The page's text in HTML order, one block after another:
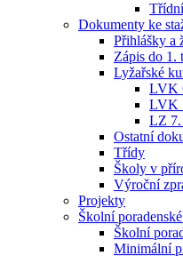
Dokumenty ke
Přihlášky a
Zápis do 1.
Lyžařské
LVK
LVK
LZ 7.
Ostatní
Třídy
Školy v
Výroční
Projekty
Školní
Školní
Minimální